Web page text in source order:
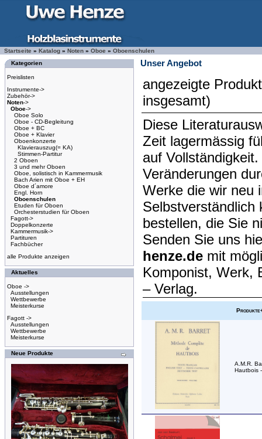
Startseite » Katalog » Noten » Oboe » Oboenschulen
Kategorien
Preislisten
Instrumente->
Zubehör->
Noten->
Oboe->
Oboe Solo
Oboe - CD-Begleitung
Oboe + BC
Oboe + Klavier
Oboenkonzerte
Klavierauszug(= KA)
Stimmen-Partitur
2 Oboen
3 und mehr Oboen
Oboe, solistisch in Kammermusik
Bach Arien mit Oboe + EH
Oboe d´amore
Engl. Horn
Oboenschulen
Etuden für Oboen
Orchesterstudien für Oboen
Fagott->
Doppelkonzerte
Kammermusik->
Partituren
Fachbücher
alle Produkte anzeigen
Aktuelles
Oboe ->
Ausstellungen
Wettbewerbe
Meisterkurse
Fagott ->
Ausstellungen
Wettbewerbe
Meisterkurse
Neue Produkte
Unser Angebot
angezeigte
insgesamt)
Diese
Zeit lagermässig
auf
Veränderungen
Werke die wir neu
Selbstverständlich
bestellen, die Sie
Senden Sie uns
henze.de mit
Komponist, Werk,
– Verlag.
A.M.R.
Hautbois